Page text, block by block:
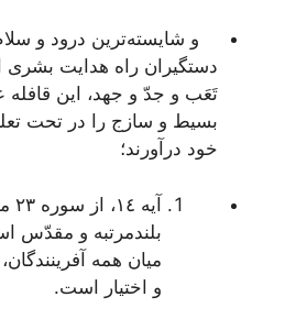
و شایسته‌ترین درود و
دستگیران راه هدایت بشرى
تَعَب و جدّ و جهد، این قافله
بسیط و سازج را در تحت
خود درآورند؛
بلندمرتبه و مقدّس
ميان همه
و اختيار است.